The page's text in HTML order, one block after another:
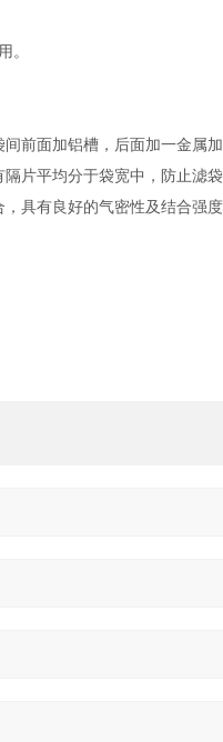
。
前面加铝槽，后面加一金属
片平均分于袋宽中，防止滤
具有良好的气密性及结合强